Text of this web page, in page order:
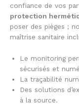
confiance de vos
protection
poser des pièges ;
maîtrise sanitaire
Le monitoring
sécurisés et
La traçabilité
Des solutions
à la source.